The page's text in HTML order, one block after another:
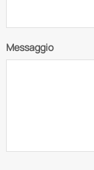
Messaggio